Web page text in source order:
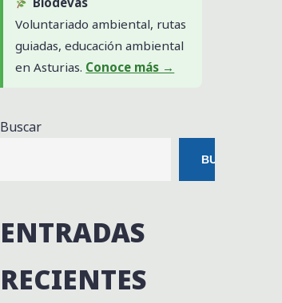
Voluntariado ambiental, rutas
guiadas, educación ambiental
en Asturias. Conoce más →
Buscar
BUSCAR
ENTRADAS
RECIENTES